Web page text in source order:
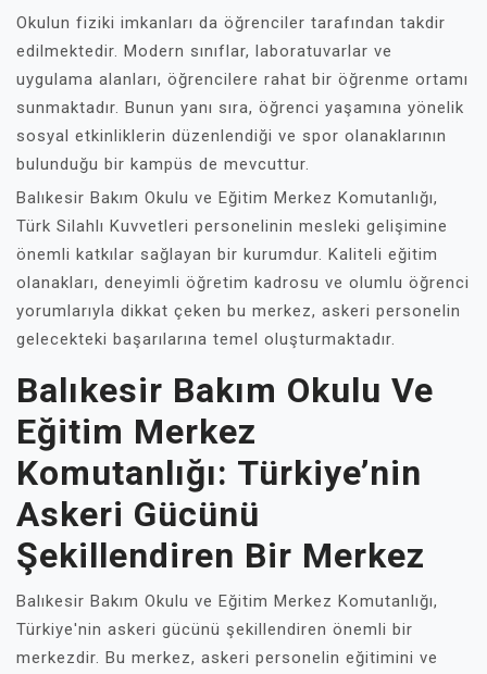
Okulun fiziki imkanları da öğrenciler tarafından takdir
edilmektedir. Modern sınıflar, laboratuvarlar ve
uygulama alanları, öğrencilere rahat bir öğrenme ortamı
sunmaktadır. Bunun yanı sıra, öğrenci yaşamına yönelik
sosyal etkinliklerin düzenlendiği ve spor olanaklarının
bulunduğu bir kampüs de mevcuttur.
Balıkesir Bakım Okulu ve Eğitim Merkez Komutanlığı,
Türk Silahlı Kuvvetleri personelinin mesleki gelişimine
önemli katkılar sağlayan bir kurumdur. Kaliteli eğitim
olanakları, deneyimli öğretim kadrosu ve olumlu öğrenci
yorumlarıyla dikkat çeken bu merkez, askeri personelin
gelecekteki başarılarına temel oluşturmaktadır.
Balıkesir Bakım Okulu Ve
Eğitim Merkez
Komutanlığı: Türkiye’nin
Askeri Gücünü
Şekillendiren Bir Merkez
Balıkesir Bakım Okulu ve Eğitim Merkez Komutanlığı,
Türkiye'nin askeri gücünü şekillendiren önemli bir
merkezdir. Bu merkez, askeri personelin eğitimini ve